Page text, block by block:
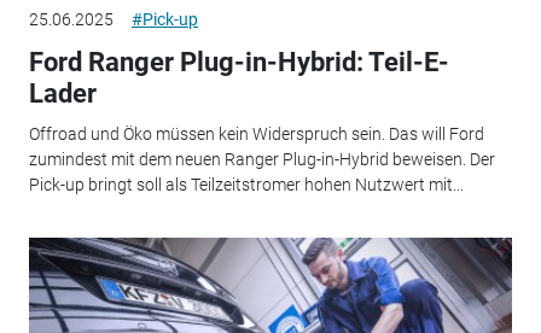
25.06.2025 #Pick-up
Ford Ranger Plug-in-Hybrid: Teil-E-
Lader
Offroad und Öko müssen kein Widerspruch sein. Das will Ford
zumindest mit dem neuen Ranger Plug-in-Hybrid beweisen. Der
Pick-up bringt soll als Teilzeitstromer hohen Nutzwert mit...